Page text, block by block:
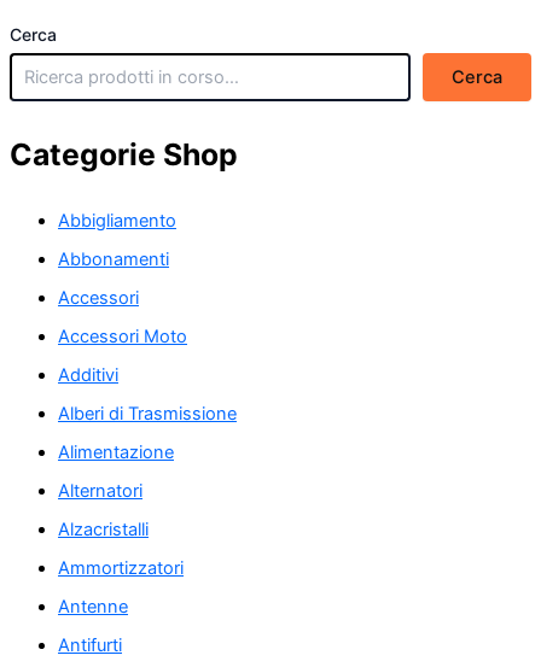
Cerca
Cerca
Categorie Shop
Abbigliamento
Abbonamenti
Accessori
Accessori Moto
Additivi
Alberi di Trasmissione
Alimentazione
Alternatori
Alzacristalli
Ammortizzatori
Antenne
Antifurti